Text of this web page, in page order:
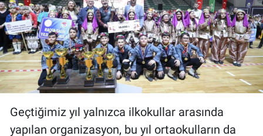
Geçtiğimiz yıl yalnızca ilkokullar arasında
yapılan organizasyon, bu yıl ortaokulların da